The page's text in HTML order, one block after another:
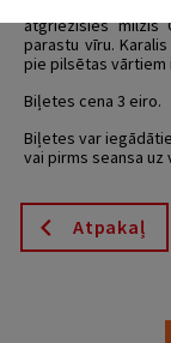
atgriezīsies milzis
parastu vīru.
pie pilsētas vārtiem
Biļetes cena 3 eiro.
Biļetes var
vai pirms seansa uz
Atpakaļ